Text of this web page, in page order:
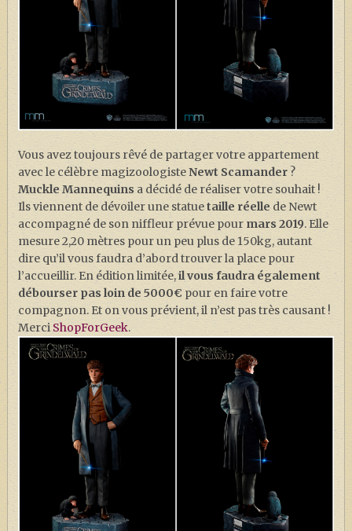
BIOPICS DE HARRY POTTER
LES ANIMAUX FANTASTIQUES
J. K. ROWLING
ARTISANAT MOLDU
FANDOM
CULTURE
PODCASTS
LES GRANDS ARTICLES DE LA GAZETTE
DOSSIERS
JEUX
Vous avez toujours rêvé de partager votre appartement
avec le célèbre magizoologisteNewt Scamander?
Muckle Mannequins a décidé de réaliser votre souhait !
Ils viennent de dévoiler une statuetaille réelle de Newt
accompagné de son niffleur prévue pour mars 2019. Elle
mesure 2,20 mètres pour un peu plus de 150kg, autant
dire qu’il vous faudra d’abord trouver la place pour
l’accueillir. En édition limitée,il vous faudra également
débourser pas loin de 5000€ pour en faire votre
compagnon. Et on vous prévient, il n’est pas très causant !
Merci ShopForGeek.